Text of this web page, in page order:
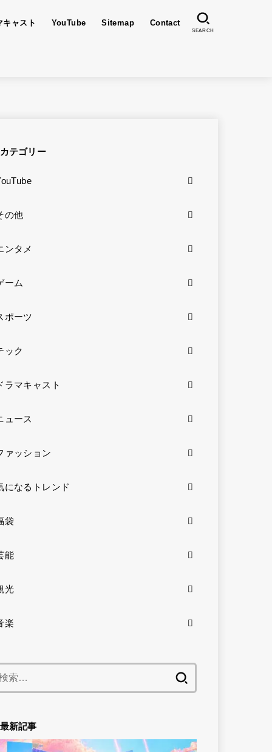
キャスト YouTube Sitemap Contact
SEARCH
カテゴリー
の他
ンタメ
ーム
ポーツ
ック
ラマキャスト
ュース
ァッション
になるトレンド
袋
能
光
楽
最新記事